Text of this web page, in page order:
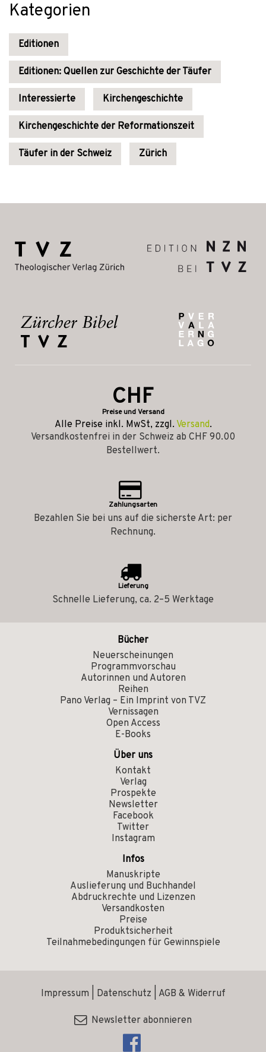
Kategorien
Editionen
Editionen: Quellen zur Geschichte der Täufer
Interessierte Kirchengeschichte
Kirchengeschichte der Reformationszeit
Täufer in der Schweiz Zürich
CHF
Preise und Versand
Alle Preise inkl. MwSt, zzgl. Versand.
Versandkostenfrei in der Schweiz ab CHF 90.00
Bestellwert.
Zahlungsarten
Bezahlen Sie bei uns auf die sicherste Art: per
Rechnung.
Lieferung
Schnelle Lieferung, ca. 2–5 Werktage
Bücher
Neuerscheinungen
Programmvorschau
Autorinnen und Autoren
Reihen
Pano Verlag – Ein Imprint von TVZ
Vernissagen
Open Access
E-Books
Über uns
Kontakt
Verlag
Prospekte
Newsletter
Facebook
Twitter
Instagram
Infos
Manuskripte
Auslieferung und Buchhandel
Abdruckrechte und Lizenzen
Versandkosten
Preise
Produktsicherheit
Teilnahmebedingungen für Gewinnspiele
Impressum Datenschutz AGB & Widerruf
Newsletter abonnieren